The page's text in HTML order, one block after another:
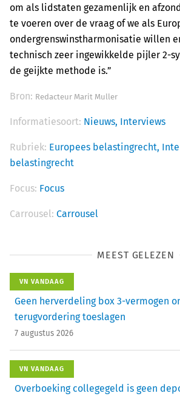
om als lidstaten gezamenlijk en
te voeren over de vraag of we als
ondergrenswinstharmonisatie willen
technisch zeer ingewikkelde pijler 2-
de geijkte methode is.”
Bron: Redacteur Marit Muller
Informatiesoort: Nieuws, Interviews
Rubriek: Europees belastingrecht,
belastingrecht
Focus: Focus
Carrousel: Carrousel
MEEST GELEZEN
VN VANDAAG
Geen herverdeling box 3-vermogen
terugvordering toeslagen
7 augustus 2026
VN VANDAAG
Overboeking collegegeld is geen